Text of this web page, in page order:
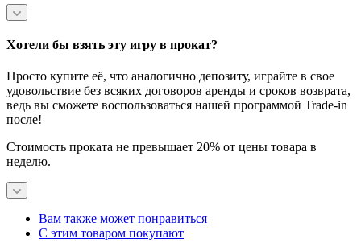
Хотели бы взять эту игру в прокат?
Просто купите её, что аналогично депозиту, играйте в свое
удовольствие без всяких договоров аренды и сроков возврата,
ведь вы сможете воспользоваться нашей программой Trade-in
после!
Стоимость проката не превышает 20% от цены товара в
неделю.
Вам также может понравиться
С этим товаром покупают